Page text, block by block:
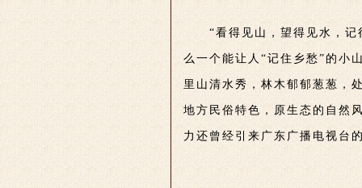
“看得见山，望得见水，
么一个能让人“记住乡愁”的小
里山清水秀，林木郁郁葱葱，
地方民俗特色，原生态的自然
力还曾经引来广东广播电视台